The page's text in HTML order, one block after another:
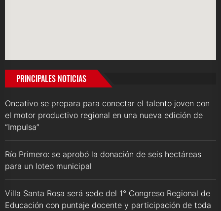
PRINCIPALES NOTICIAS
Oncativo se prepara para conectar el talento joven con
el motor productivo regional en una nueva edición de
“Impulsa”
Río Primero: se aprobó la donación de seis hectáreas
para un loteo municipal
Villa Santa Rosa será sede del 1° Congreso Regional de
Educación con puntaje docente y participación de toda